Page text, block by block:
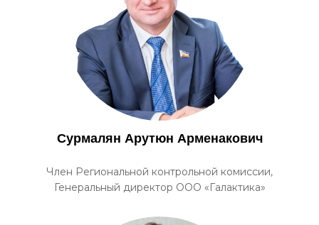
Сурмалян Арутюн Арменакович
Член Региональной контрольной комиссии,
Генеральный директор ООО «Галактика»